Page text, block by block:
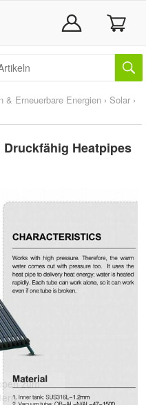
& Erneuerbare Energien › Solar ›
Heatpipes
zum